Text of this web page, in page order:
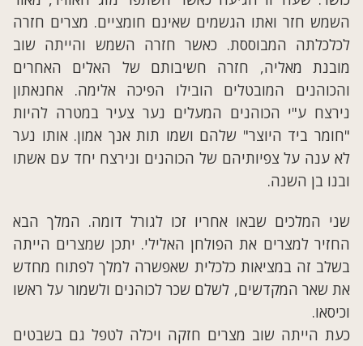
השמש חזר ואתו הגשמים שאינם חומציים. מצרים חזרה
לכלכלתה המבוססת. כאשר חזרה השמש והייתה שוב
מובנת מאליה, חזרה חשיבותם של האלים האחרים
והכוהנים המובטלים הובילו הפיכה אלימה. אחנאתון
נירצח ע"י הכוהנים המעלים נער צעיר במטרה להיות
"חומר ביד היוצר" שלהם ושמו תות אנך אמון. אותו נער
לא ענה על צפיותיהם של הכוהנים ונירצח יחד עם אשתו
ובנו בן השנה.
שני המלכים שבאו אחריו זכו לגורל דומה. המלך הבא
החזיר למצרים את הפולחן האלילי. יתכן שמצרים הייתה
בשלב זה במציאות כלכלית שאפשרה למלך לפתוח מחדש
את שאר המקדשים, לשלם שכר לכוהנים ולשמור על ראשו
וכיסאו.
כעת הייתה שוב מצרים חזקה ויכלה לטפל גם בשבטים